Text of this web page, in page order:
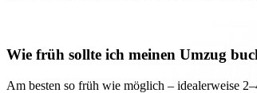
Wie früh sollte ich meinen Umzug
Am besten so früh wie möglich – idealerweise